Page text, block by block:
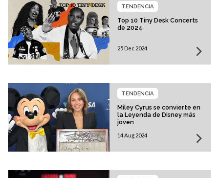
Top 10 Tiny Desk Concerts
de 2024
TENDENCIA
25 Dec 2024
Miley Cyrus se convierte en
la Leyenda de Disney más
joven
TENDENCIA
14 Aug 2024